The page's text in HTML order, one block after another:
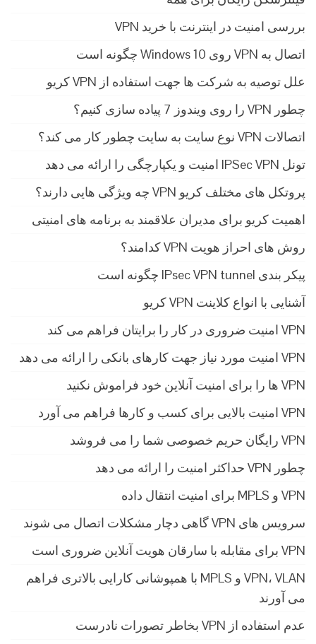
بررسی امنیت در اینترنت با خرید VPN
اتصال به VPN روی Windows 10 چگونه است
علل توصیه به شرکت ها جهت استفاده از VPN کریو
چطور VPN را روی ویندوز 7 پیاده سازی کنیم؟
اتصالات VPN نوع سایت به سایت چطور کار می کند؟
تونل IPSec VPN امنیت و یکپارچگی را ارائه می دهد
پروتکل های مختلف کریو VPN چه ویژگی هایی دارند؟
اهمیت کریو برای مدیران علاقمند به برنامه های امنیتی
روش های احراز هویت VPN کدامند؟
پیکر بندی IPsec VPN tunnel چگونه است
آشنایی با انواع کلاینت VPN کریو
VPN امنیت ضروری در کار را برایتان فراهم می کند
VPN امنیت مورد نیاز جهت کارهای بانکی را ارائه می دهد
VPN ها را برای امنیت آنلاین خود فراموش نکنید
VPN امنیت بالایی برای کسب و کارها فراهم می آورد
VPN رایگان حریم خصوصی شما را می فروشد
چطور VPN حداکثر امنیت را ارائه می دهد
VPN و MPLS برای امنیت انتقال داده
سرویس های VPN گاهی دچار مشکلات اتصال می شوند
VPN برای مقابله با سارقان هویت آنلاین ضروری است
VPN، VLAN و MPLS با همپوشانی کارایی بالاتری فراهم
می آورند
عدم استفاده از VPN بخاطر تصورات نادرست